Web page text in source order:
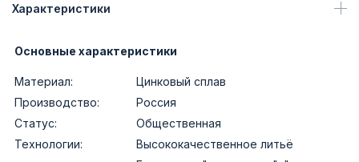
Характеристики
Основные характеристики
Материал:
Цинковый сплав
Производство:
Россия
Статус:
Общественная
Технологии:
Высококачественное литьё